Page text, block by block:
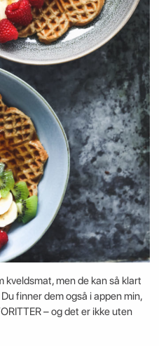
kveldsmat, men de kan så klart
finner dem også i appen min,
– og det er ikke uten